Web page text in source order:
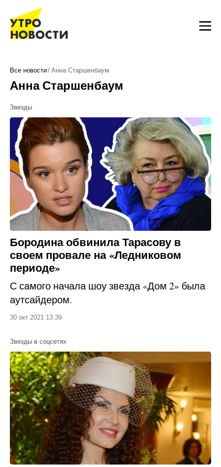
Все новости Анна Старшенбаум
Анна Старшенбаум
Звезды
Бородина обвинила Тарасову в
своем провале на «Ледниковом
периоде»
С самого начала шоу звезда «Дом 2» была
аутсайдером.
30 окт 2021 13:39
Звезды в соцсетях